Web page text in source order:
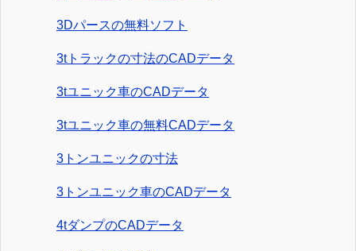
3Dパースの無料ソフト
3tトラックの寸法のCADデータ
3tユニック車のCADデータ
3tユニック車の無料CADデータ
3トンユニックの寸法
3トンユニック車のCADデータ
4tダンプのCADデータ